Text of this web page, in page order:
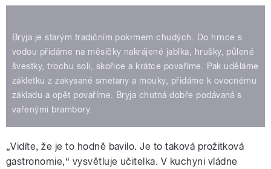
Bryja je starým tradičním pokrmem chudých. Do hrnce s
vodou přidáme na měsíčky nakrájené jablka, hrušky, půlené
švestky, trochu soli, skořice a krátce povaříme. Pak uděláme
zákletku z zakysané smetany a mouky, přidáme k ovocnému
základu a opět povaříme. Bryja chutná dobře podávaná s
vařenými brambory.
„Vidíte, že je to hodně bavilo. Je to taková prožitková
gastronomie,“ vysvětluje učitelka. V kuchyni vládne